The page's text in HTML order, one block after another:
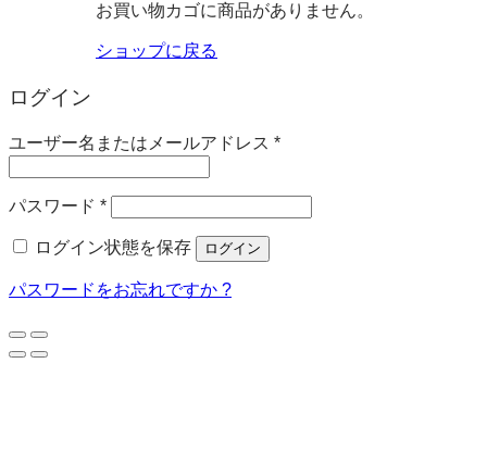
お買い物カゴに商品がありません。
ショップに戻る
ログイン
ユーザー名またはメールアドレス *必
パスワード *必
ログイン状態を保存
ログイン
パスワードをお忘れですか ?